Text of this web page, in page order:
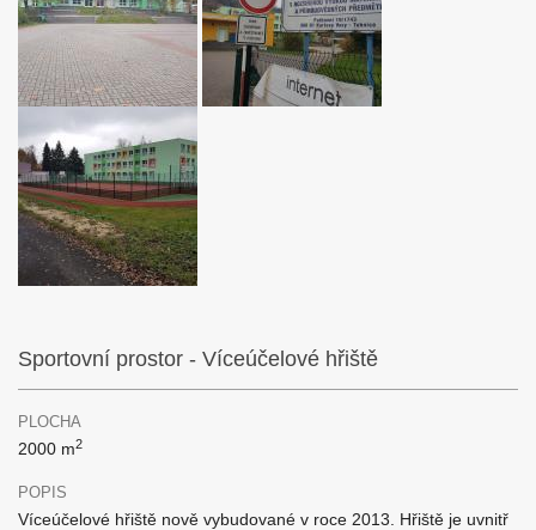
Sportovní prostor - Víceúčelové hřiště
PLOCHA
2000 m2
POPIS
Víceúčelové hřiště nově vybudované v roce 2013. Hřiště je uvnitř